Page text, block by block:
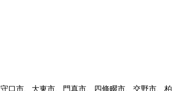
口市、大東市、門真市、四條畷市、交野市、柏